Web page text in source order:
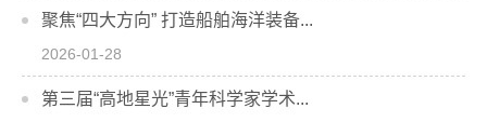
聚焦“四大方向” 打造船舶海洋装备...
2026-01-28
第三届“高地星光”青年科学家学术...